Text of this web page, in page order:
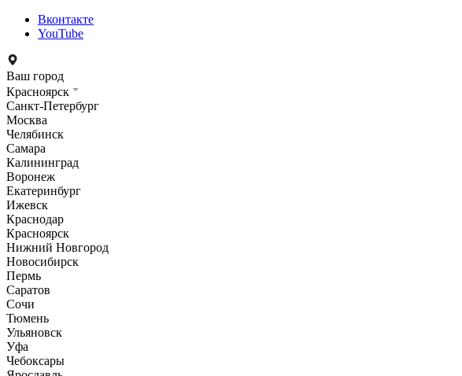
Вконтакте
YouTube
Ваш город
Красноярск
Санкт-Петербург
Москва
Челябинск
Самара
Калининград
Воронеж
Екатеринбург
Ижевск
Краснодар
Красноярск
Нижний Новгород
Новосибирск
Пермь
Саратов
Сочи
Тюмень
Ульяновск
Уфа
Чебоксары